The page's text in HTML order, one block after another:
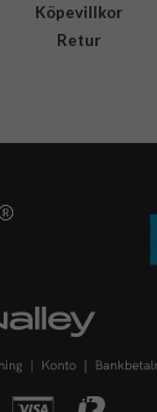
Köpevillkor
Retur